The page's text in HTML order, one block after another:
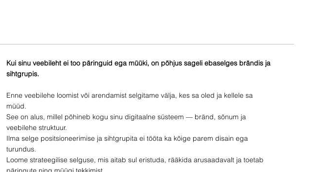
Kui sinu veebileht ei too päringuid ega müüki, on põhjus sageli ebaselges brändis ja
sihtgrupis.
Enne veebilehe loomist või arendamist selgitame välja, kes sa oled ja kellele sa
müüd.
See on alus, millel põhineb kogu sinu digitaalne süsteem — bränd, sõnum ja
veebilehe struktuur.
Ilma selge positsioneerimise ja sihtgrupita ei tööta ka kõige parem disain ega
turundus.
Loome strateegilise selguse, mis aitab sul eristuda, rääkida arusaadavalt ja toetab